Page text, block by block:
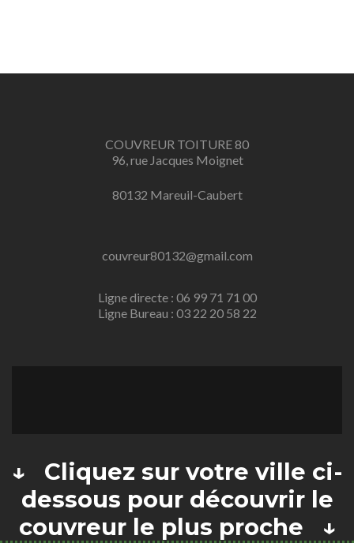
COUVREUR TOITURE 80
96, rue Jacques Moignet
80132 Mareuil-Caubert
couvreur80132@gmail.com
Ligne directe : 06 99 71 71 00
Ligne Bureau : 03 22 20 58 22
↓ Cliquez sur votre ville ci-
dessous pour découvrir le
couvreur le plus proche ↓